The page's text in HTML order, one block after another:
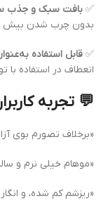
✅ بافت سبک و جذب
بدون چرب شدن بیش
✅ قابل استفاده
انعطاف در استفاده با
💬 تجربه
«برخلاف تصورم بوی
«موهام خیلی نرم و
«ریزشم کم شده، و